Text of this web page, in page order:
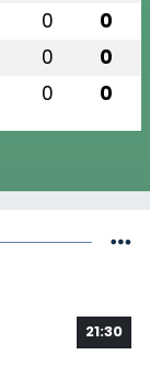
0 0
0 0
0 0
21:30